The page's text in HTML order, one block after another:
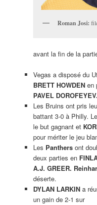
Roman Josi:
avant la fin de la
Vegas a disposé du
BRETT HOWDENen
PAVEL DOROFEYEV.
Les Bruins ont pris
battant 3-0 à Philly.
le but gagnant et
pour mériter le jeu
Les Panthersont
deux parties en
A.J. GREER.
déserte.
DYLAN LARKINa
un gain de 2-1 sur